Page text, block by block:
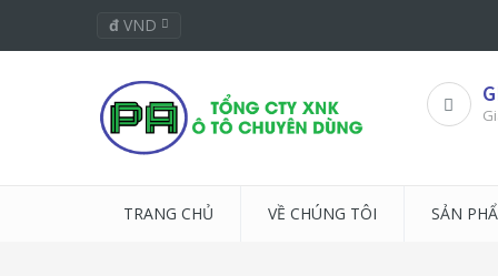
đ VND
TRANG CHỦ VỀ CHÚNG TÔI SẢN